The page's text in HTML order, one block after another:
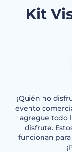
Kit
¡Quién no
evento
agregue todo
disfrute.
funcionan para